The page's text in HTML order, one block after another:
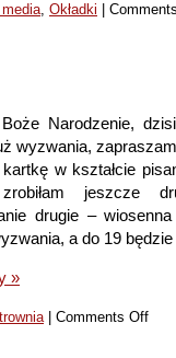
, Okładki
Narodzenie,
wyzwania,
w kształcie
jeszcze
drugie –
a do 19
»
| Comments Offon